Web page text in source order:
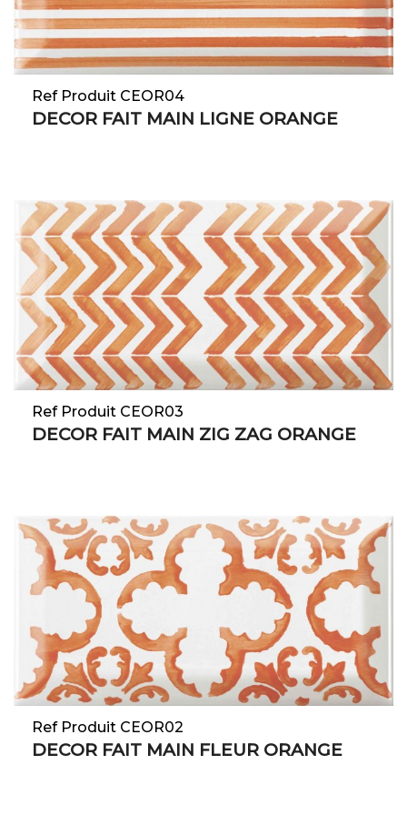
Ref Produit CEOR04
DECOR FAIT MAIN LIGNE ORANGE
Ref Produit CEOR03
DECOR FAIT MAIN ZIG ZAG ORANGE
Ref Produit CEOR02
DECOR FAIT MAIN FLEUR ORANGE